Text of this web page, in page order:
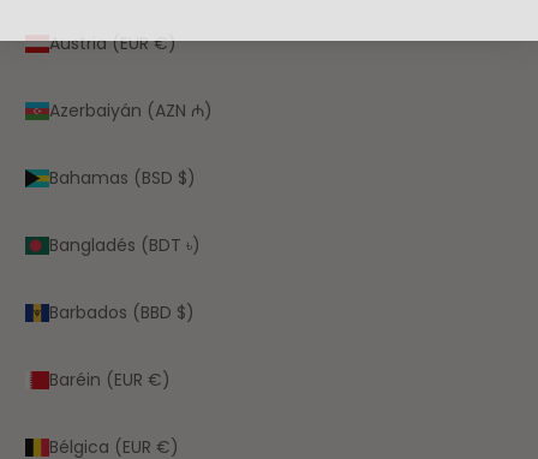
Austria (EUR €)
Azerbaiyán (AZN ₼)
Bahamas (BSD $)
Bangladés (BDT ৳)
Barbados (BBD $)
Baréin (EUR €)
Bélgica (EUR €)